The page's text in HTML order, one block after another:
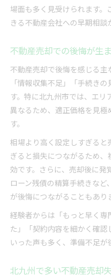
不動産の価値を
財産分与で損しない
財産分与を有利
売却益を最大化
共有名義不動産
税金負担を抑え
残債がある不動
ローン残額以上
任意売却を検討
債務整理と不動
場面も多く見受けられます
きる不動産会社への早期相談
不動産売却での後悔が生
不動産売却で後悔を感じる主
「情報収集不足」「手続き
す。特に北九州市では、エ
異なるため、適正価格を見
す。
相場より高く設定しすぎる
ぎると損失につながるため
効です。さらに、売却後に
ローン残債の精算手続きな
が後悔につながることもあり
経験者からは「もっと早く
た」「契約内容を細かく確
いった声も多く、準備不足が
北九州で多い不動産売却